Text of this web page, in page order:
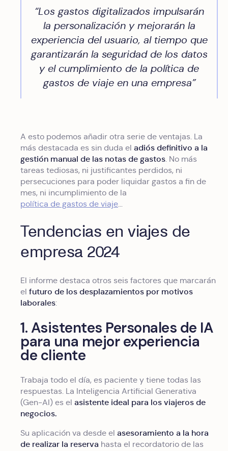
“Los gastos digitalizados impulsarán
la personalización y mejorarán la
experiencia del usuario, al tiempo que
garantizarán la seguridad de los datos
y el cumplimiento de la política de
gastos de viaje en una empresa”
A esto podemos añadir otra serie de ventajas. La
más destacada es sin duda el adiós definitivo a la
gestión manual de las notas de gastos. No más
tareas tediosas, ni justificantes perdidos, ni
persecuciones para poder liquidar gastos a fin de
mes, ni incumplimiento de la
política de gastos de viaje…
Tendencias en viajes de
empresa 2024
El informe destaca otros seis factores que marcarán
el futuro de los desplazamientos por motivos
laborales:
1. Asistentes Personales de IA
para una mejor experiencia
de cliente
Trabaja todo el día, es paciente y tiene todas las
respuestas. La Inteligencia Artificial Generativa
(Gen-AI) es el asistente ideal para los viajeros de
negocios.
Su aplicación va desde el asesoramiento a la hora
de realizar la reserva hasta el recordatorio de las